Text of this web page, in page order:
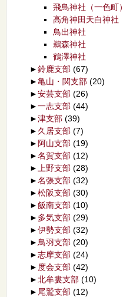
飛鳥神社（一色町）
高角神田天白神社
鳥出神社
鵜森神社
鶴澤神社
►鈴鹿支部 (67)
►亀山・関支部 (20)
►安芸支部 (26)
►一志支部 (44)
►津支部 (39)
► 久居支部 (7)
► 阿山支部 (19)
►名賀支部 (12)
►
上野支部 (28)
►名張支部 (32)
►松阪支部 (30)
►飯南支部 (10)
► 多気支部 (29)
►伊勢支部 (32)
► 鳥羽支部 (20)
►志摩支部 (24)
► 度会支部 (42)
►北牟婁支部 (10)
► 尾鷲支部 (12)